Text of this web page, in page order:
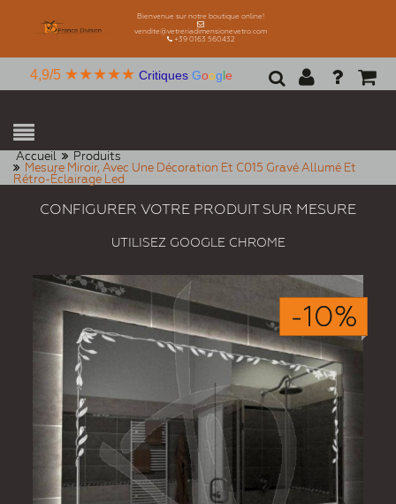
Bienvenue sur notre boutique online!
vendite@vetreriadimensionevetro.com
+39 0163 560432
4,9/5 ★★★★★ Critiques Google
Accueil
Produits
Mesure Miroir, Avec Une Décoration Et C015 Gravé Allumé Et
Rétro-Éclairage Led
CONFIGURER VOTRE PRODUIT SUR MESURE
UTILISEZ GOOGLE CHROME
-10%